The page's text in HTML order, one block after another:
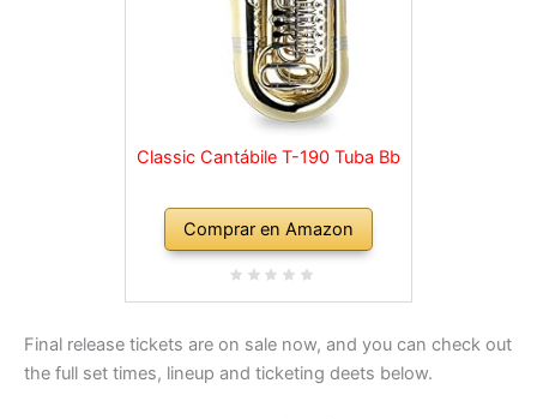
Classic Cantábile T-190 Tuba Bb
Comprar en Amazon
Final release tickets are on sale now, and you can check out
the full set times, lineup and ticketing deets below.